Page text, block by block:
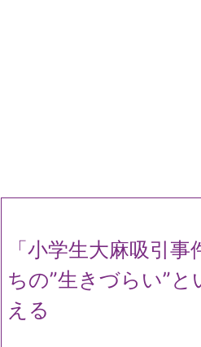
「小学生大麻吸引
ちの”生きづらい”と
える